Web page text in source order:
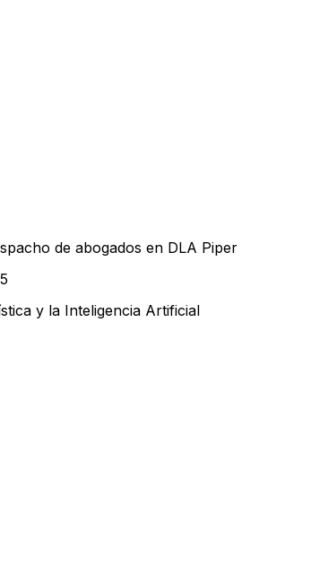
de abogados en DLA Piper
y la Inteligencia Artificial